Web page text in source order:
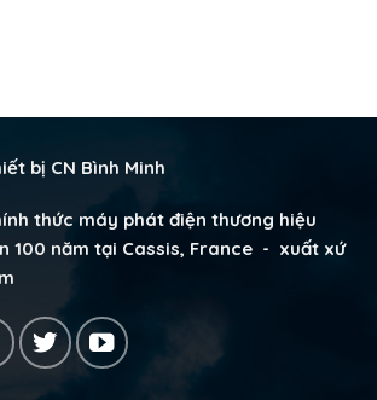
bị CN Bình Minh
thức máy phát điện thương hiệu
100 năm tại Cassis, France - xuất xứ